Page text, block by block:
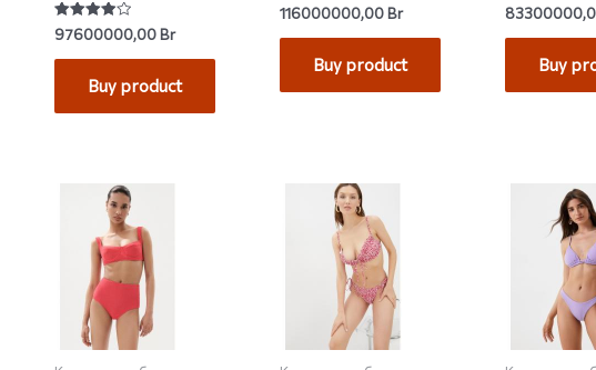
Rated
4.00
out of 5
97600000,00Br
Buy product
Rated
4.20
out of 5
116000000,00Br
Buy product
Rated
3.00
out of
Buy